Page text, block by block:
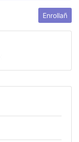
Enrollañ